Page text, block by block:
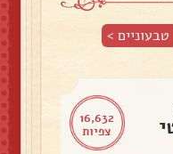
טבעוניים>
16,632
צפיות